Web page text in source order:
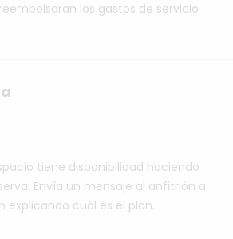
los gastos de servicio
tiene disponibilidad haciendo
Envía un mensaje al anfitrión a
explicando cuál es el plan.